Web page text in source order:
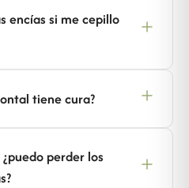
encías si me cepillo
tiene cura?
perder los